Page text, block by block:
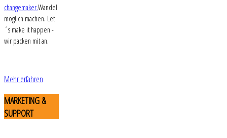
changemaker.Wandel
möglich machen. Let
´s make it happen -
wir packen mit an.
Mehr erfahren
MARKETING &
SUPPORT